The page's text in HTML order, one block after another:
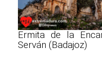
Ermita de la
Serván (Badajoz)